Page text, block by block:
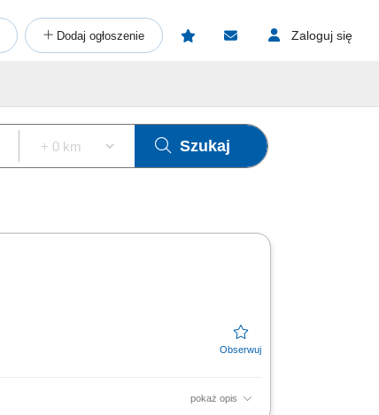
Dodaj ogłoszenie Zaloguj się
Szukaj
pokaż opis